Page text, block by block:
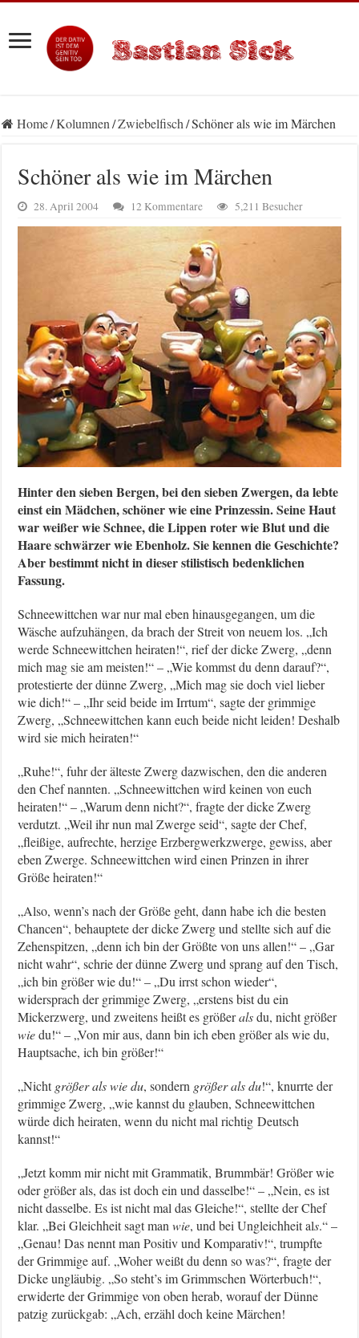
Home/Kolumnen/Zwiebelfisch/Schöner als wie im Märchen
Schöner als wie im Märchen
28. April 2004 12 Kommentare 5,211 Besucher
Hinter den sieben Bergen, bei den sieben Zwergen, da lebte
einst ein Mädchen, schöner wie eine Prinzessin. Seine Haut
war weißer wie Schnee, die Lippen roter wie Blut und die
Haare schwärzer wie Ebenholz. Sie kennen die Geschichte?
Aber bestimmt nicht in dieser stilistisch bedenklichen
Fassung.
Schneewittchen war nur mal eben hinausgegangen, um die
Wäsche aufzuhängen, da brach der Streit von neuem los. „Ich
werde Schneewittchen heiraten!“, rief der dicke Zwerg, „denn
mich mag sie am meisten!“ – „Wie kommst du denn darauf?“,
protestierte der dünne Zwerg, „Mich mag sie doch viel lieber
wie dich!“ – „Ihr seid beide im Irrtum“, sagte der grimmige
Zwerg, „Schneewittchen kann euch beide nicht leiden! Deshalb
wird sie mich heiraten!“
„Ruhe!“, fuhr der älteste Zwerg dazwischen, den die anderen
den Chef nannten. „Schneewittchen wird keinen von euch
heiraten!“ – „Warum denn nicht?“, fragte der dicke Zwerg
verdutzt. „Weil ihr nun mal Zwerge seid“, sagte der Chef,
„fleißige, aufrechte, herzige Erzbergwerkzwerge, gewiss, aber
eben Zwerge. Schneewittchen wird einen Prinzen in ihrer
Größe heiraten!“
„Also, wenn’s nach der Größe geht, dann habe ich die besten
Chancen“, behauptete der dicke Zwerg und stellte sich auf die
Zehenspitzen, „denn ich bin der Größte von uns allen!“ – „Gar
nicht wahr“, schrie der dünne Zwerg und sprang auf den Tisch,
„ich bin größer wie du!“ – „Du irrst schon wieder“,
widersprach der grimmige Zwerg, „erstens bist du ein
Mickerzwerg, und zweitens heißt es größeralsdu, nicht größer
wiedu!“ – „Von mir aus, dann bin ich eben größer als wie du,
Hauptsache, ich bin größer!“
„Nichtgrößer als wie du, sondern größer als du!“, knurrte der
grimmige Zwerg, „wie kannst du glauben, Schneewittchen
würde dich heiraten, wenn du nicht mal richtig Deutsch
kannst!“
„Jetzt komm mir nicht mit Grammatik, Brummbär! Größer wie
oder größer als, das ist doch ein und dasselbe!“ – „Nein, es ist
nicht dasselbe. Es ist nicht mal das Gleiche!“, stellte der Chef
klar. „Bei Gleichheit sagt manwie, und bei Ungleichheit als.“ –
„Genau! Das nennt man Positiv und Komparativ!“, trumpfte
der Grimmige auf. „Woher weißt du denn so was?“, fragte der
Dicke ungläubig. „So steht’s im Grimmschen Wörterbuch!“,
erwiderte der Grimmige von oben herab, worauf der Dünne
patzig zurückgab: „Ach, erzähl doch keine Märchen!